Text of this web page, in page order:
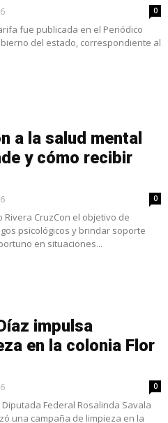
0
fue publicada en el Periódico
del estado, correspondiente al
a la salud mental
y cómo recibir
0
Rivera CruzCon el objetivo de
psicológicos y brindar soporte
en situaciones...
impulsa
en la colonia Flor
0
Diputada Federal Rosalinda Savala
una campaña de limpieza en la